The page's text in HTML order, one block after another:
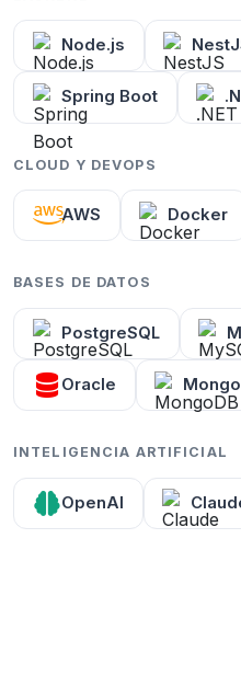
Node.js
Spring Boot
CLOUD Y DEVOPS
AWS Docker
BASES DE DATOS
PostgreSQL
Oracle
INTELIGENCIA ARTIFICIAL
OpenAI